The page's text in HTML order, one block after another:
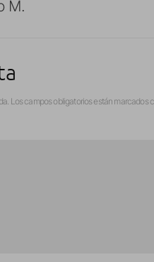
M.
Los campos obligatorios están marcados